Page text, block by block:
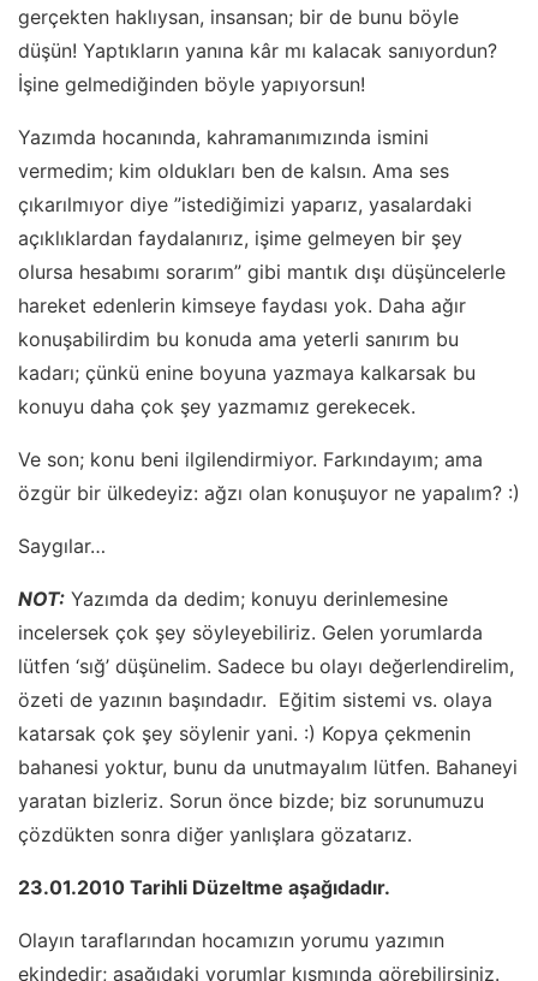
gerçekten haklıysan, insansan; bir de bunu böyle
düşün! Yaptıkların yanına kâr mı kalacak sanıyordun?
İşine gelmediğinden böyle yapıyorsun!
Yazımda hocanında, kahramanımızında ismini
vermedim; kim oldukları ben de kalsın. Ama ses
çıkarılmıyor diye ”istediğimizi yaparız, yasalardaki
açıklıklardan faydalanırız, işime gelmeyen bir şey
olursa hesabımı sorarım” gibi mantık dışı düşüncelerle
hareket edenlerin kimseye faydası yok. Daha ağır
konuşabilirdim bu konuda ama yeterli sanırım bu
kadarı; çünkü enine boyuna yazmaya kalkarsak bu
konuyu daha çok şey yazmamız gerekecek.
Ve son; konu beni ilgilendirmiyor. Farkındayım; ama
özgür bir ülkedeyiz: ağzı olan konuşuyor ne yapalım? :)
Saygılar…
NOT: Yazımda da dedim; konuyu derinlemesine
incelersek çok şey söyleyebiliriz. Gelen yorumlarda
lütfen ‘sığ’ düşünelim. Sadece bu olayı değerlendirelim,
özeti de yazının başındadır. Eğitim sistemi vs. olaya
katarsak çok şey söylenir yani. :) Kopya çekmenin
bahanesi yoktur, bunu da unutmayalım lütfen. Bahaneyi
yaratan bizleriz. Sorun önce bizde; biz sorunumuzu
çözdükten sonra diğer yanlışlara gözatarız.
23.01.2010 Tarihli Düzeltme aşağıdadır.
Olayın taraflarından hocamızın yorumu yazımın
ekindedir; aşağıdaki yorumlar kısmında görebilirsiniz.